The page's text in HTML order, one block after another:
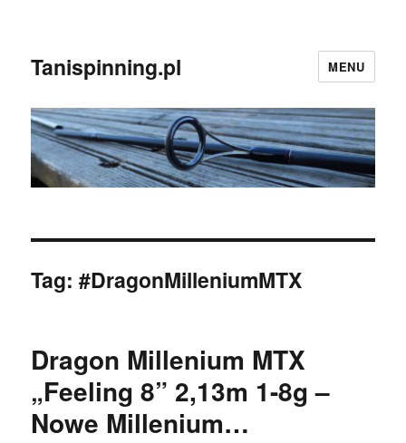
Tanispinning.pl MENU
Tag:#DragonMilleniumMTX
Dragon Millenium MTX
„Feeling 8” 2,13m 1-8g –
Nowe Millenium…